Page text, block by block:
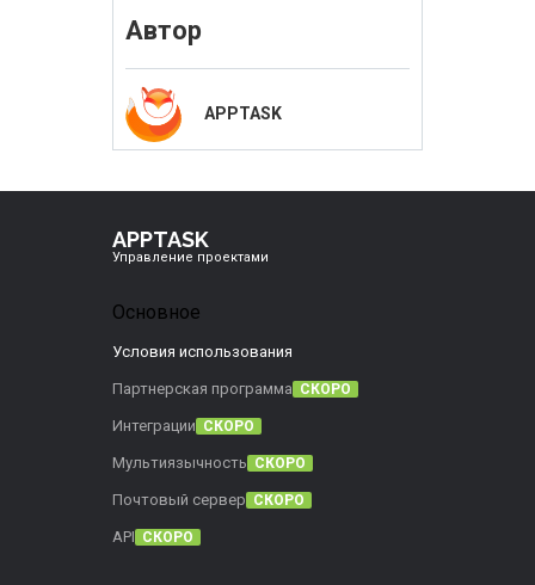
Автор
APPTASK
APPTASK
Управление проектами
Основное
Условия использования
Партнерская программа СКОРО
Интеграции СКОРО
Мультиязычность СКОРО
Почтовый сервер СКОРО
API СКОРО